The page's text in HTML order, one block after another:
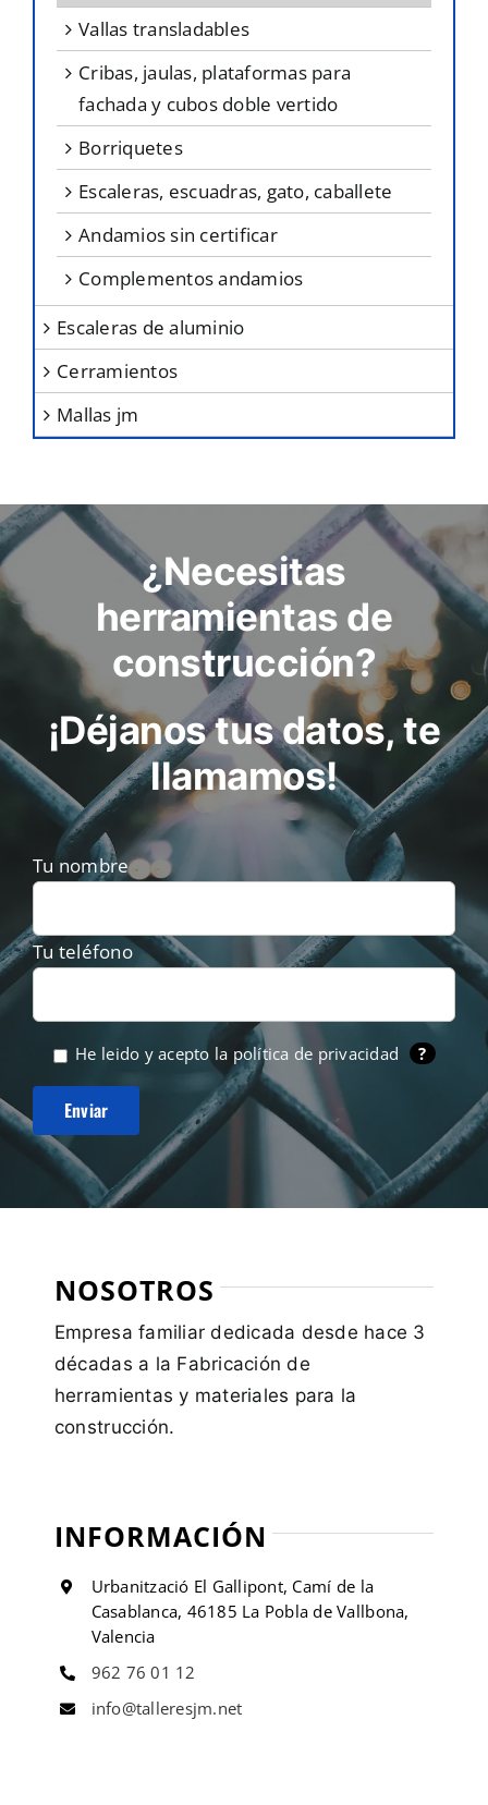
vallas transladables
cribas, jaulas, plataformas para
fachada y cubos doble vertido
borriquetes
escaleras, escuadras, gato, caballete
andamios sin certificar
complementos andamios
escaleras de aluminio
cerramientos
mallas jm
¿Necesitas
herramientas de
construcción?
¡Déjanos tus datos, te
llamamos!
Tu nombre
Tu teléfono
He leido y acepto la política de privacidad ?
NOSOTROS
Empresa familiar dedicada desde hace 3
décadas a la Fabricación de
herramientas y materiales para la
construcción.
INFORMACIÓN
Urbanització El Gallipont, Camí de la
Casablanca, 46185 La Pobla de Vallbona,
Valencia
962 76 01 12
info@talleresjm.net